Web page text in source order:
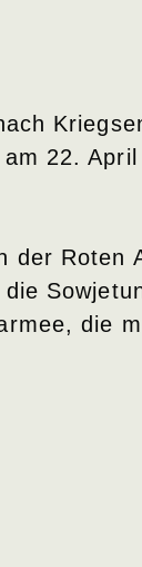
22.
der
die